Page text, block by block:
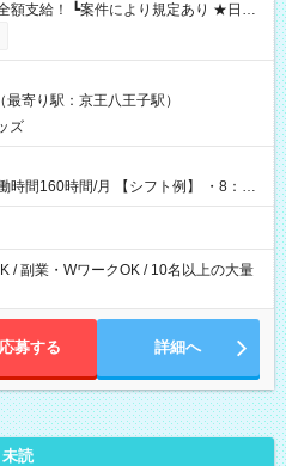
いたその日に現金GET♪ お仕事後はコ
落とせます！ 【試用期間】試
寄り駅：京王八王子駅）
ズ
月 【シフト例】 ・8：00
/ 副業・WワークOK / 10名以上の大量
応募する 詳細へ
未読